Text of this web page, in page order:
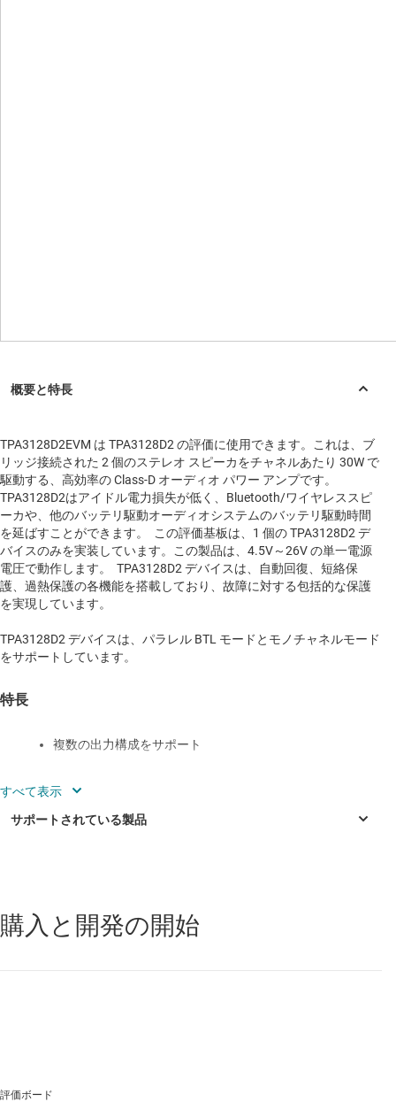
TPA3128D2EVM は TPA3128D2 の評価に使用できます。これは、ブ
リッジ接続された 2 個のステレオ スピーカをチャネルあたり 30W で
駆動する、高効率の Class-D オーディオ パワー アンプです。
TPA3128D2はアイドル電力損失が低く、Bluetooth/ワイヤレススピ
ーカや、他のバッテリ駆動オーディオシステムのバッテリ駆動時間
を延ばすことができます。 この評価基板は、1 個の TPA3128D2 デ
バイスのみを実装しています。この製品は、4.5V～26V の単一電源
電圧で動作します。 TPA3128D2 デバイスは、自動回復、短絡保
護、過熱保護の各機能を搭載しており、故障に対する包括的な保護
を実現しています。
TPA3128D2 デバイスは、パラレル BTL モードとモノチャネルモード
をサポートしています。
特長
複数の出力構成をサポート
効率的な Class-D 動作
TPA3128D2—低アイドル電流、30W ステレオ、60W モノラル、
4.5 ～ 26V、アナログ入力 Class-D オーディオ アンプ
購入と開発の開始
評価ボード